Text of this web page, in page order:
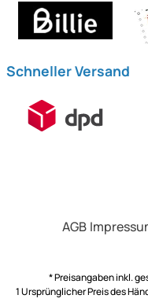
Schneller Versand
AGB
* Preisangaben inkl.
1 Ursprünglicher Preis des